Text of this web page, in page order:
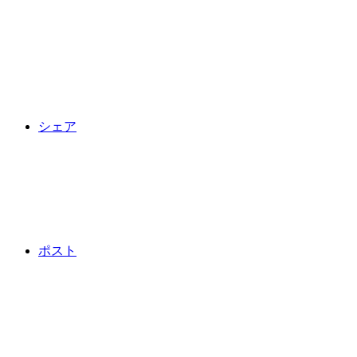
シェア
ポスト